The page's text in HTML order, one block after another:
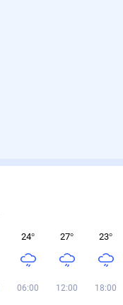
24°
06:00
27°
12:00
23°
18:00